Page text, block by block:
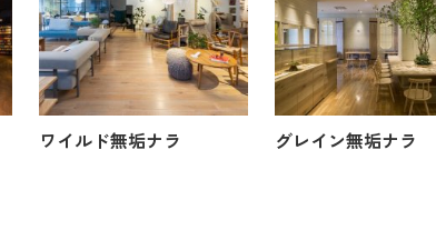
ワイルド無垢ナラ グレイン無垢ナラ